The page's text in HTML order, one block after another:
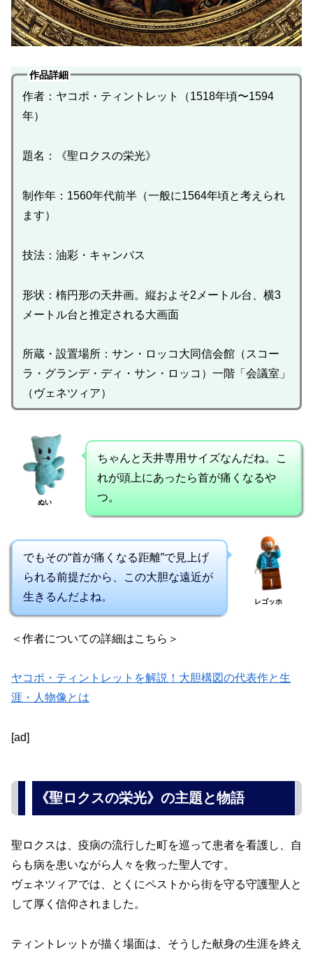
作品詳細
作者：ヤコポ・ティントレット（1518年頃〜1594
年）
題名：《聖ロクスの栄光》
制作年：1560年代前半（一般に1564年頃と考えられ
ます）
技法：油彩・キャンバス
形状：楕円形の天井画。縦およそ2メートル台、横3
メートル台と推定される大画面
所蔵・設置場所：サン・ロッコ大同信会館（スコー
ラ・グランデ・ディ・サン・ロッコ）一階「会議室」
（ヴェネツィア）
ぬい
ちゃんと天井専用サイズなんだね。こ
れが頭上にあったら首が痛くなるや
つ。
でもその“首が痛くなる距離”で見上げ
られる前提だから、この大胆な遠近が
生きるんだよね。
レゴッホ
＜作者についての詳細はこちら＞
ヤコポ・ティントレットを解説！大胆構図の代表作と生
涯・人物像とは
[ad]
《聖ロクスの栄光》の主題と物語
聖ロクスは、疫病の流行した町を巡って患者を看護し、自
らも病を患いながら人々を救った聖人です。
ヴェネツィアでは、とくにペストから街を守る守護聖人と
して厚く信仰されました。
ティントレットが描く場面は、そうした献身の生涯を終え